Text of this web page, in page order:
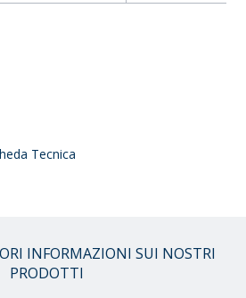
Tecnica
INFORMAZIONI SUI NOSTRI
PRODOTTI